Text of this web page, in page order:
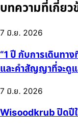
บทความที่เกี่ยว
7 มิ.ย. 2026
“1 ปี กับการเดินทา
และคำสัญญาที่จะดู
7 มิ.ย. 2026
Wisoodkrub ปิดปี